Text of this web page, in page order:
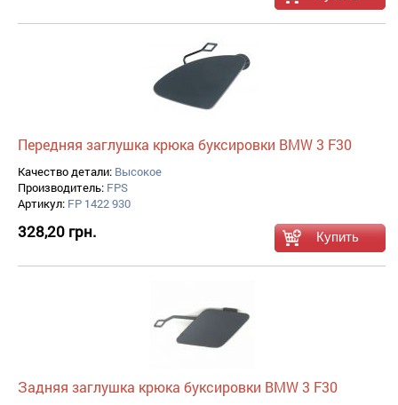
Передняя заглушка крюка буксировки BMW 3 F30
Качество детали: Высокое
Производитель: FPS
Артикул: FP 1422 930
328,20 грн.
Задняя заглушка крюка буксировки BMW 3 F30